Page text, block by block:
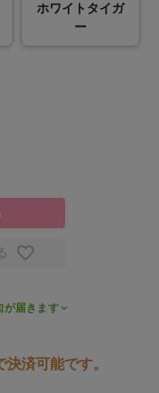
ホワイトタイガ
ー
が届きます
済可能です。